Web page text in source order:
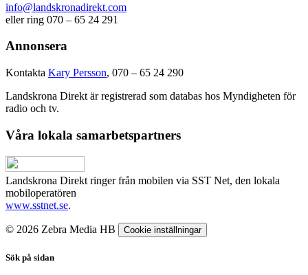
info@landskronadirekt.com
eller ring 070 – 65 24 291
Annonsera
Kontakta Kary Persson, 070 – 65 24 290
Landskrona Direkt är registrerad som databas hos Myndigheten för
radio och tv.
Våra lokala samarbetspartners
Landskrona Direkt ringer från mobilen via SST Net, den lokala
mobiloperatören
www.sstnet.se.
© 2026 Zebra Media HB Cookie inställningar
Sök på sidan